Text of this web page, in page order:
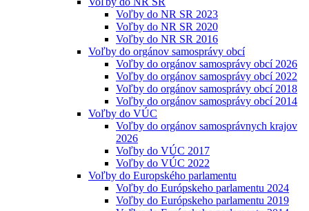
Voľby do NR SR 2023
Voľby do NR SR 2020
Voľby do NR SR 2016
Voľby do orgánov samosprávy obcí
Voľby do orgánov samosprávy obcí 2026
Voľby do orgánov samosprávy obcí 2022
Voľby do orgánov samosprávy obcí 2018
Voľby do orgánov samosprávy obcí 2014
Voľby do VÚC
Voľby do orgánov samosprávnych krajov
2026
Voľby do VÚC 2017
Voľby do VÚC 2022
Voľby do Europského parlamentu
Voľby do Európskeho parlamentu 2024
Voľby do Európskeho parlamentu 2019